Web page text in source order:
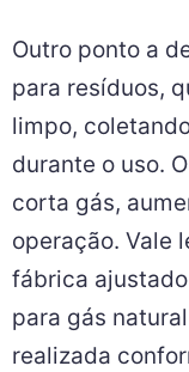
Outro ponto a
para resíduos,
limpo,
durante o uso.
corta gás,
operação. Vale
fábrica
para gás
realizada